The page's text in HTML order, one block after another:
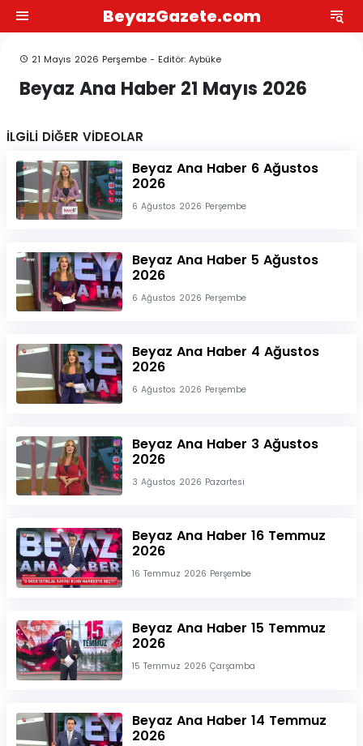
BeyazGazete.com
21 Mayıs 2026 Perşembe - Editör: Aybüke
Beyaz Ana Haber 21 Mayıs 2026
İLGİLİ DİĞER VİDEOLAR
Beyaz Ana Haber 6 Ağustos
2026
6 Ağustos 2026 Perşembe
Beyaz Ana Haber 5 Ağustos
2026
6 Ağustos 2026 Perşembe
Beyaz Ana Haber 4 Ağustos
2026
6 Ağustos 2026 Perşembe
Beyaz Ana Haber 3 Ağustos
2026
3 Ağustos 2026 Pazartesi
Beyaz Ana Haber 16 Temmuz
2026
16 Temmuz 2026 Perşembe
Beyaz Ana Haber 15 Temmuz
2026
15 Temmuz 2026 Çarşamba
Beyaz Ana Haber 14 Temmuz
2026